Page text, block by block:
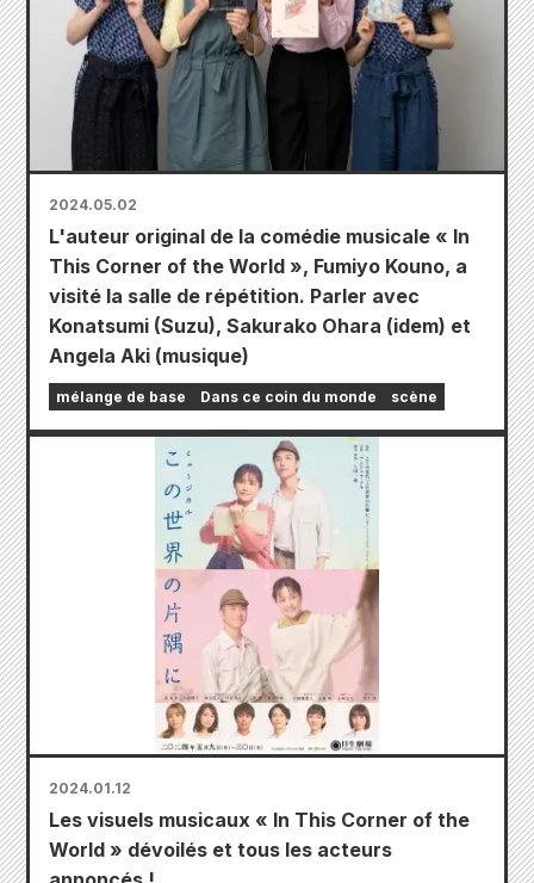
2024.05.02
L'auteur original de la comédie musicale « In
This Corner of the World », Fumiyo Kouno, a
visité la salle de répétition. Parler avec
Konatsumi (Suzu), Sakurako Ohara (idem) et
Angela Aki (musique)
mélange de base Dans ce coin du monde scène
2024.01.12
Les visuels musicaux « In This Corner of the
World » dévoilés et tous les acteurs